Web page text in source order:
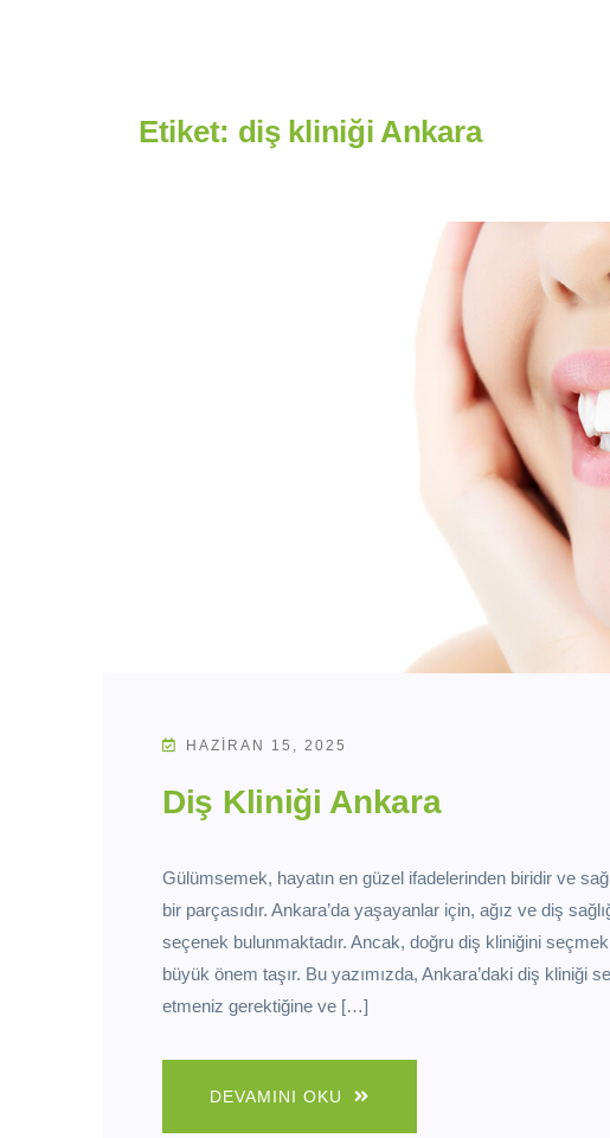
Etiket: diş kliniği Ankara
HAZIRAN 15, 2025
Diş Kliniği Ankara
Gülümsemek, hayatın en güzel ifadelerinden biridir ve
bir parçasıdır. Ankara’da yaşayanlar için, ağız ve diş
seçenek bulunmaktadır. Ancak, doğru diş kliniğini
büyük önem taşır. Bu yazımızda, Ankara’daki diş kliniği
etmeniz gerektiğine ve […]
DEVAMINI OKU